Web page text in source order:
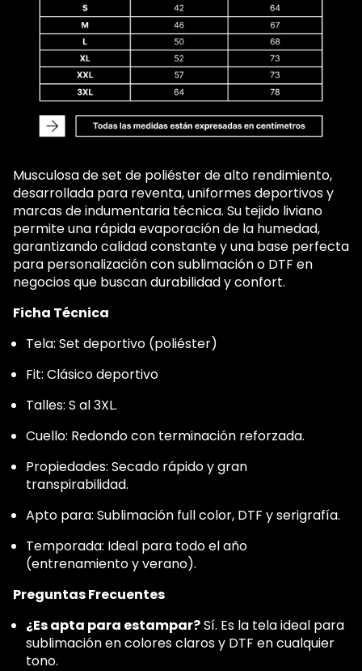
Musculosa de set de poliéster de alto rendimiento,
desarrollada para reventa, uniformes deportivos y
marcas de indumentaria técnica. Su tejido liviano
permite una rápida evaporación de la humedad,
garantizando calidad constante y una base perfecta
para personalización con sublimación o DTF en
negocios que buscan durabilidad y confort.
Ficha Técnica
Tela: Set deportivo (poliéster)
Fit: Clásico deportivo
Talles: S al 3XL.
Cuello: Redondo con terminación reforzada.
Propiedades: Secado rápido y gran
transpirabilidad.
Apto para: Sublimación full color, DTF y serigrafía.
Temporada: Ideal para todo el año
(entrenamiento y verano).
Preguntas Frecuentes
¿Es apta para estampar?Sí. Es la tela ideal para
sublimación en colores claros y DTF en cualquier
tono.